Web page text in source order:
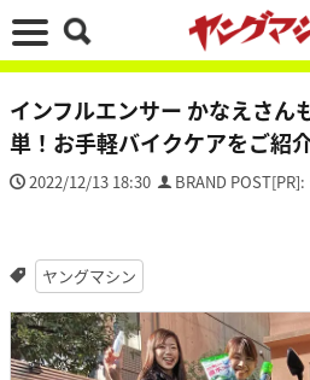
インフルエンサー かなえさん
単！お手軽バイクケアをご紹
2022/12/13 18:30 BRAND
ヤングマシン